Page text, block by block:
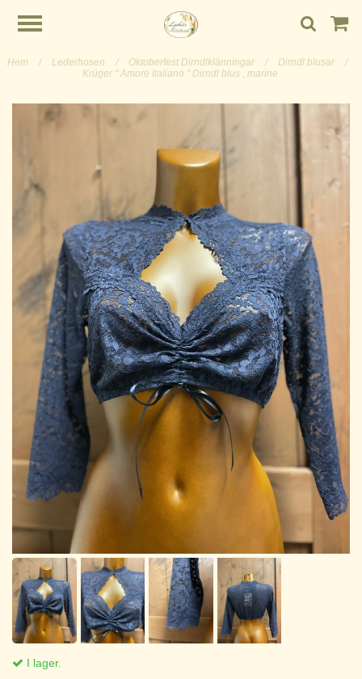
Hem / Lederhosen / Oktoberfest Dirndlklänningar / Dirndl blusar
/
Krüger " Amore Italiano " Dirndl blus , marine
I lager.